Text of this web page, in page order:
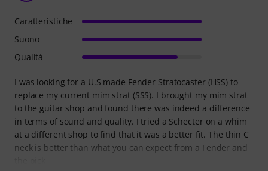
I was looking for a U.S made Fender Stratocaster (HSS) to
replace my current mim strat (SSS). I brought my mim strat
to the guitar shop and found there was indeed a difference
in terms of sound and quality. I tried a Schecter on a whim
at a different shop to find that it was a better fit. The thin C
neck is better than what you can expect from a Fender and
Caratteristiche
Suono
Qualità